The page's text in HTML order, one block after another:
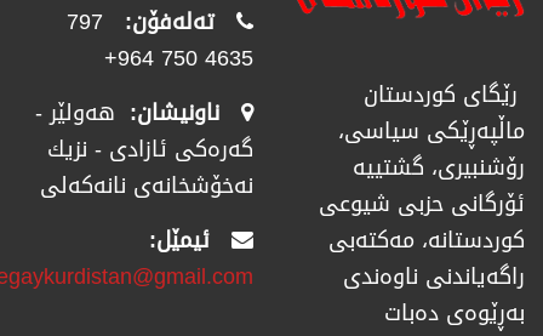
رێگای كوردستان
ماڵپەڕێكی سیاسی،
رۆشنبیری، گشتییە
ئۆرگانی حزبی شیوعی
كوردستانە، مەكتەبی
راگەیاندنی ناوەندی
بەڕێوەی دەبات
تەلەفۆن: 797
4635 750 964+
ناونیشان: هەولێر -
گەرەکی ئازادی - نزیك
نەخۆشخانەی نانەکەلی
ئیمێل: